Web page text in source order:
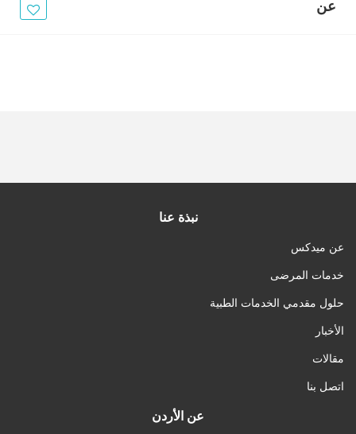
عن
نبذة عنا
عن ميدكس
خدمات المرضى
حلول مقدمي الخدمات الطبية
الأخبار
مقالات
اتصل بنا
عن الأردن